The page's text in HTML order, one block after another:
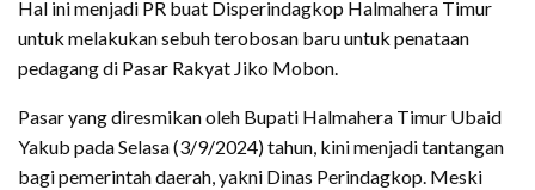
Hal ini menjadi PR buat Disperindagkop Halmahera Timur
untuk melakukan sebuh terobosan baru untuk penataan
pedagang di Pasar Rakyat Jiko Mobon.
Pasar yang diresmikan oleh Bupati Halmahera Timur Ubaid
Yakub pada Selasa (3/9/2024) tahun, kini menjadi tantangan
bagi pemerintah daerah, yakni Dinas Perindagkop. Meski